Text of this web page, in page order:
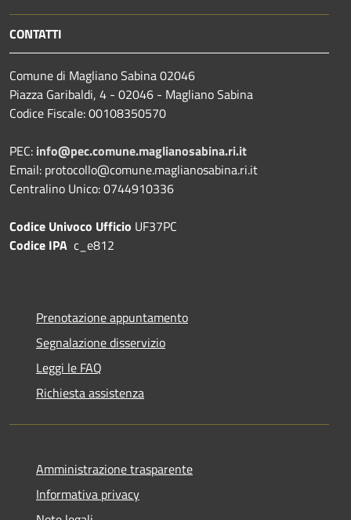
CONTATTI
Comune di Magliano Sabina 02046
Piazza Garibaldi, 4 - 02046 - Magliano Sabina
Codice Fiscale: 00108350570
PEC: info@pec.comune.maglianosabina.ri.it
Email: protocollo@comune.maglianosabina.ri.it
Centralino Unico: 0744910336
Codice Univoco Ufficio UF37PC
Codice IPA c_e812
Prenotazione appuntamento
Segnalazione disservizio
Leggi le FAQ
Richiesta assistenza
Amministrazione trasparente
Informativa privacy